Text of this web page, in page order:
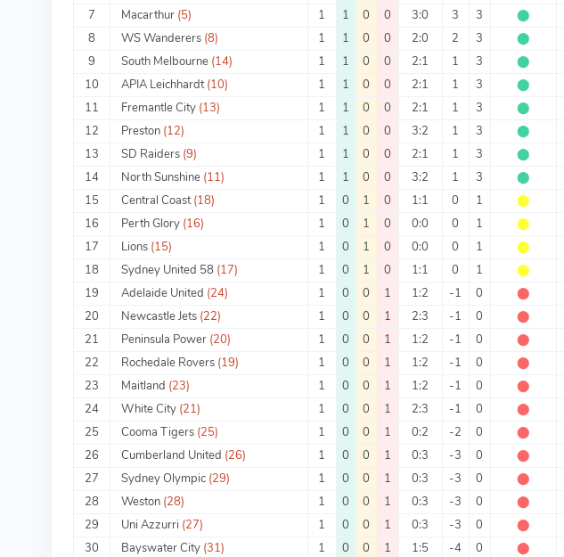
7
Macarthur (5) 1 1 0 0 3:0 3 3 ⬤
8
WS Wanderers (8) 1 1 0 0 2:0 2 3 ⬤
9
South Melbourne (14) 1 1 0 0 2:1 1 3 ⬤
10
APIA Leichhardt (10) 1 1 0 0 2:1 1 3 ⬤
11
Fremantle City (13) 1 1 0 0 2:1 1 3 ⬤
12
Preston (12) 1 1 0 0 3:2 1 3 ⬤
13
SD Raiders (9) 1 1 0 0 2:1 1 3 ⬤
14
North Sunshine (11) 1 1 0 0 3:2 1 3 ⬤
15
Central Coast (18) 1 0 1 0 1:1 0 1 ⬤
16
Perth Glory (16) 1 0 1 0 0:0 0 1 ⬤
17
Lions (15) 1 0 1 0 0:0 0 1 ⬤
18
Sydney United 58 (17) 1 0 1 0 1:1 0 1 ⬤
19
Adelaide United (24) 1 0 0 1 1:2 -1 0 ⬤
20
Newcastle Jets (22) 1 0 0 1 2:3 -1 0 ⬤
21
Peninsula Power (20) 1 0 0 1 1:2 -1 0 ⬤
22
Rochedale Rovers (19) 1 0 0 1 1:2 -1 0 ⬤
23
Maitland (23) 1 0 0 1 1:2 -1 0 ⬤
24
White City (21) 1 0 0 1 2:3 -1 0 ⬤
25
Cooma Tigers (25) 1 0 0 1 0:2 -2 0 ⬤
26
Cumberland United (26) 1 0 0 1 0:3 -3 0 ⬤
27
Sydney Olympic (29) 1 0 0 1 0:3 -3 0 ⬤
28
Weston (28) 1 0 0 1 0:3 -3 0 ⬤
29
Uni Azzurri (27) 1 0 0 1 0:3 -3 0 ⬤
30
Bayswater City (31) 1 0 0 1 1:5 -4 0 ⬤